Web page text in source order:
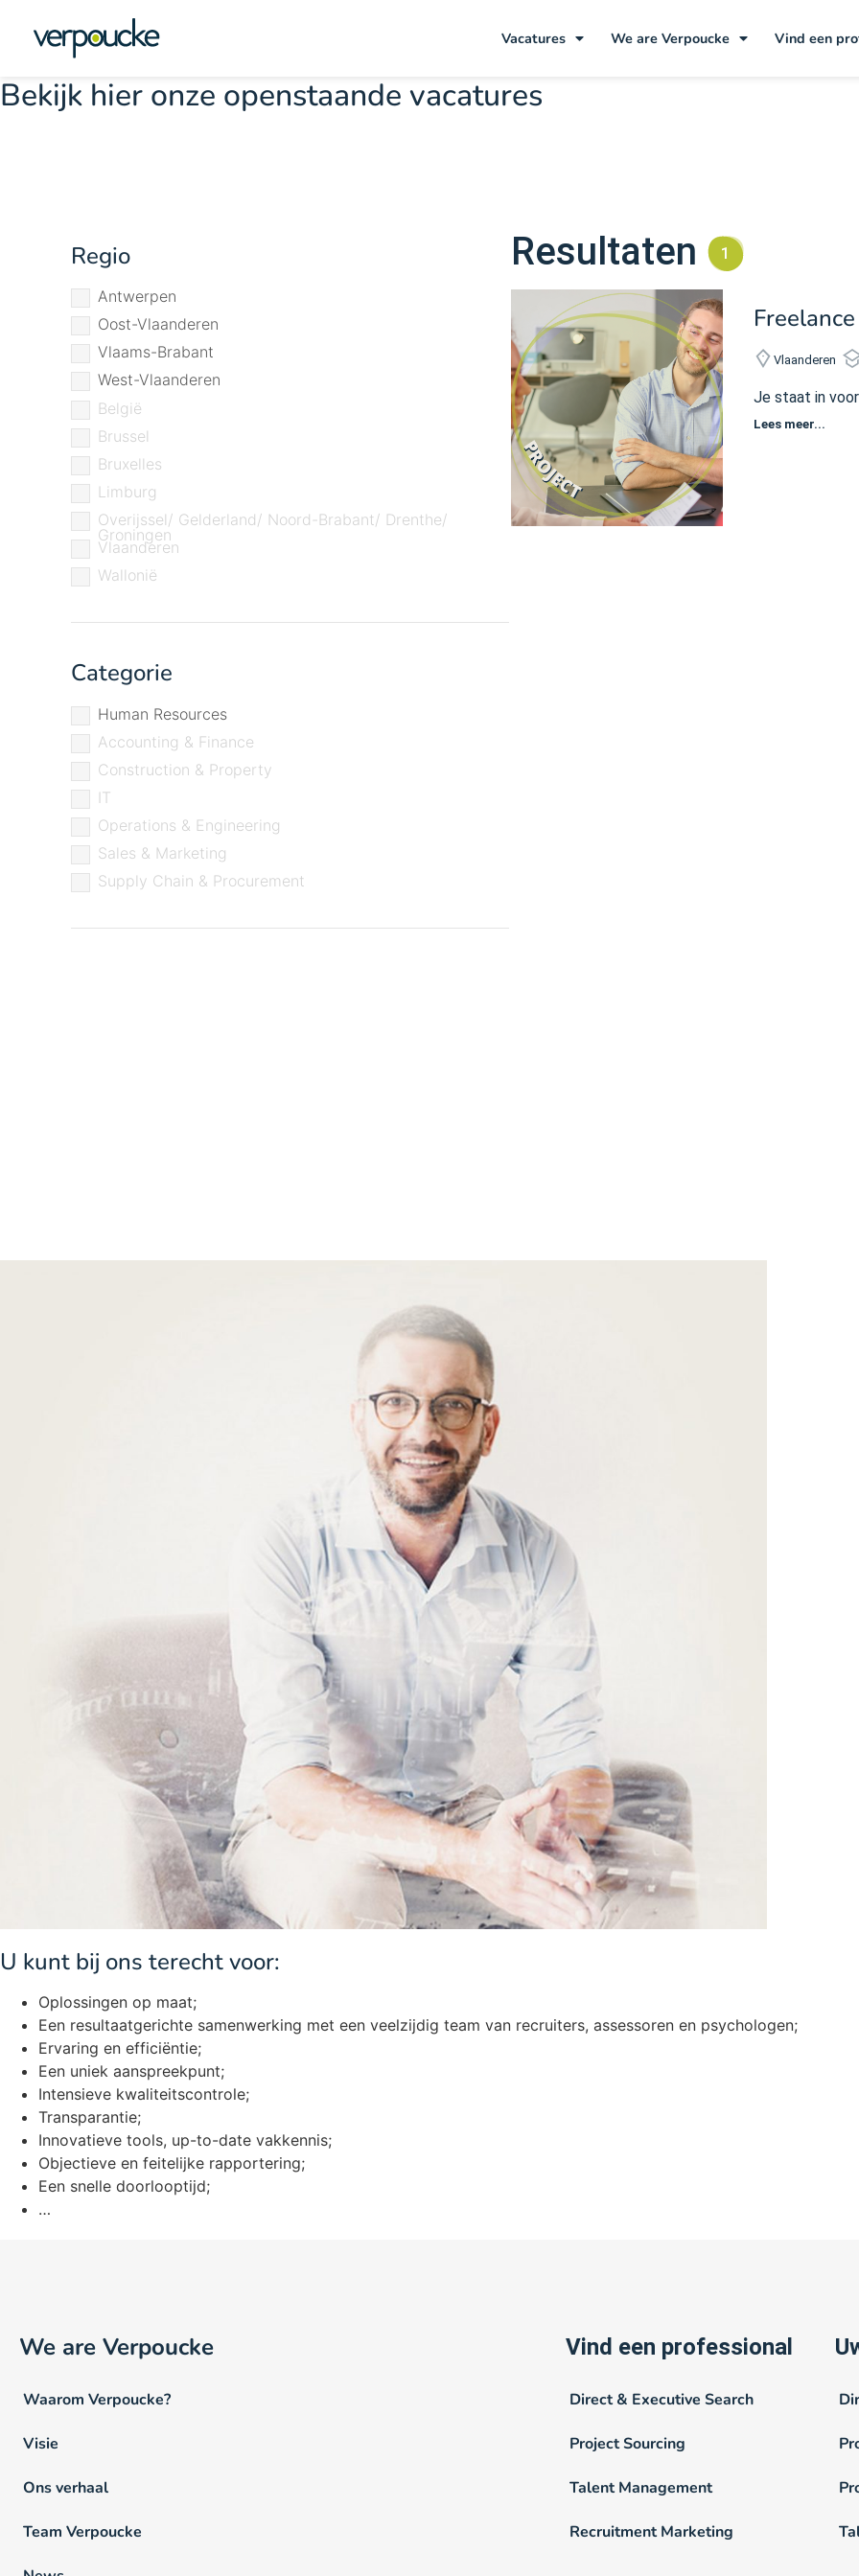
Vacatures We are Verpoucke Vind een
Vacatures Energy & utilities
Bekijk hier onze openstaande vacatures
Regio
Antwerpen
België
Brussel
Bruxelles
Limburg
Oost-Vlaanderen
Overijssel/ Gelderland/ Noord-Brabant/ Drenthe/
Groningen
Vlaams-Brabant
Vlaanderen
Wallonië
West-Vlaanderen
Categorie
Accounting & Finance
Construction & Property
Human Resources
IT
Operations & Engineering
Sales & Marketing
Supply Chain & Procurement
Resultaten 1
Vlaanderen
Je staat in
Lees meer...
U kunt bij ons terecht voor:
Oplossingen op maat;
Een resultaatgerichte samenwerking met een veelzijdig team van recruiters, assessoren en psychologen;
Ervaring en efficiëntie;
Een uniek aanspreekpunt;
Intensieve kwaliteitscontrole;
Transparantie;
Innovatieve tools, up-to-date vakkennis;
Objectieve en feitelijke rapportering;
Een snelle doorlooptijd;
…
We are Verpoucke
Waarom Verpoucke?
Visie
Ons verhaal
Team Verpoucke
Vind een professional
Direct & Executive Search
Project Sourcing
Talent Management
Recruitment Marketing